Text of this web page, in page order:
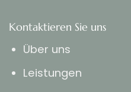
Kontaktieren Sie uns
Über uns
Leistungen